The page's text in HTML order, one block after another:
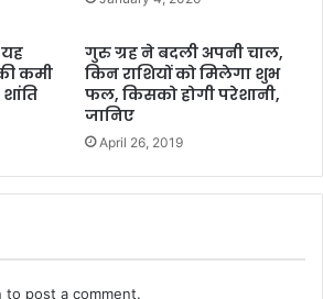
यह
कमी
शांति
गुरु ग्रह ने बदली अपनी चाल,
किन राशियों को मिलेगा शुभ
फल, किसको होगी परेशानी,
जानिए
April 26, 2019
to post a comment.